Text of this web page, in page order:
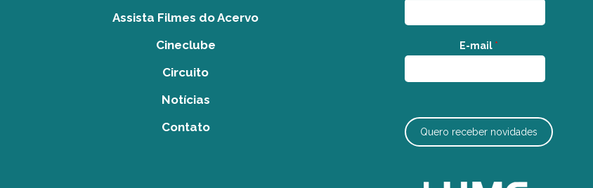
Assista Filmes do Acervo
Cineclube
Circuito
Notícias
Contato
E-mail *
Quero receber novidades